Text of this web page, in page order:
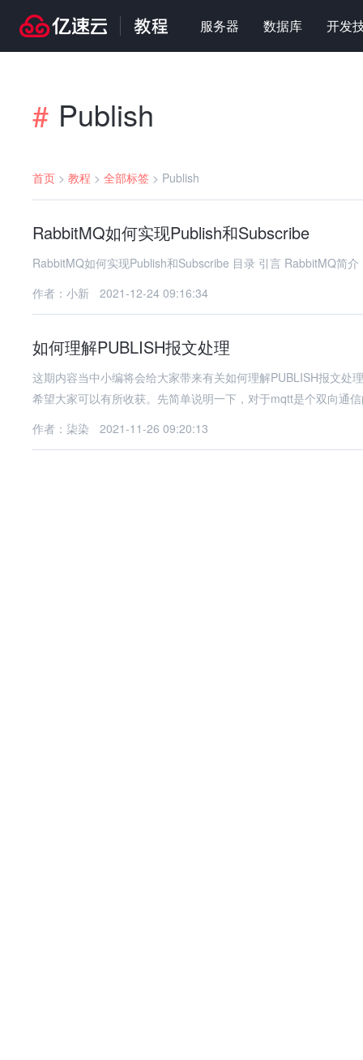
服务器 数据库 开发
# Publish
首页 > 教程 > 全部标签 > Publish
RabbitMQ如何实现Publish和Subscribe
RabbitMQ如何实现Publish和
作者：小新
2021-12-24 09:16:34
如何理解PUBLISH报文处理
这期内容当中小编将会给大家带来有关如何理解PUBLISH报文
希望大家可以有所收获。先简单说明一下，对于mqtt是个双向通
作者：柒染
2021-11-26 09:20:13